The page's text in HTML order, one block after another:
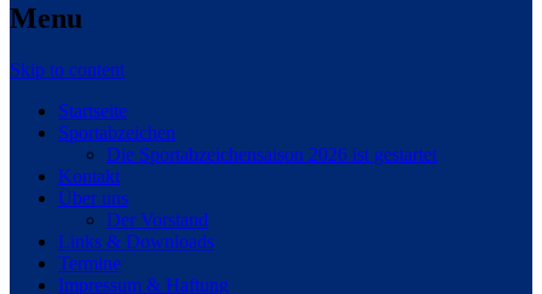
Menu
Skip to content
Startseite
Sportabzeichen
Die Sportabzeichensaison 2026 ist gestartet
Kontakt
Über uns
Der Vorstand
Links & Downloads
Termine
Impressum & Haftung